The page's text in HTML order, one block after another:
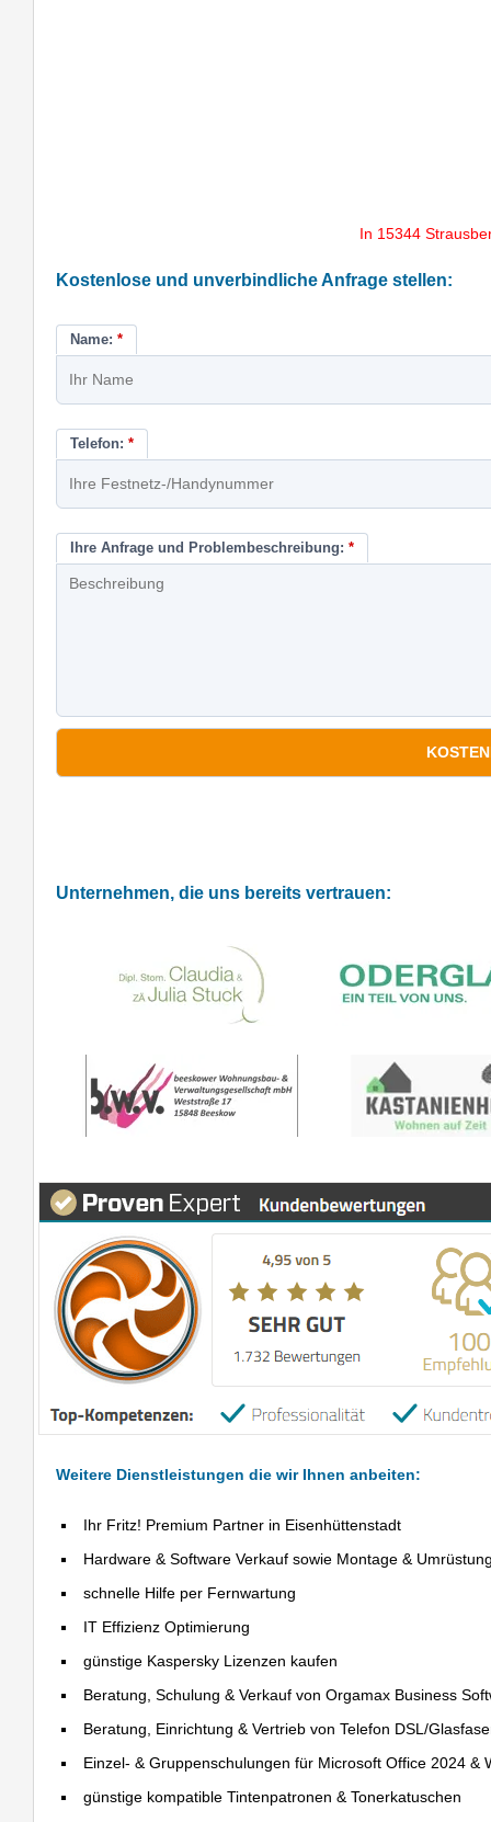
In 15344
Kostenlose und unverbindliche Anfrage stellen:
Name: *
Telefon: *
Ihre Anfrage und Problembeschreibung: *
Unternehmen, die uns bereits vertrauen:
Weitere Dienstleistungen die wir Ihnen anbeiten:
Ihr Fritz! Premium Partner in Eisenhüttenstadt
Hardware & Software Verkauf sowie Montage &
schnelle Hilfe per Fernwartung
IT Effizienz Optimierung
günstige Kaspersky Lizenzen kaufen
Beratung, Schulung & Verkauf von Orgamax Business
Beratung, Einrichtung & Vertrieb von Telefon DSL/
Einzel- & Gruppenschulungen für Microsoft Office 2024 &
günstige kompatible Tintenpatronen & Tonerkatuschen